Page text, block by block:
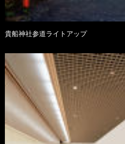
貴船神社参道ライトアップ